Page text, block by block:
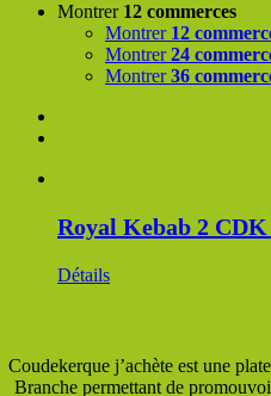
Montrer 12 commerces
Montrer 12
Montrer24
Montrer36
Royal Kebab 2
Détails
Coudekerque j’achète est une
Branche permettant de